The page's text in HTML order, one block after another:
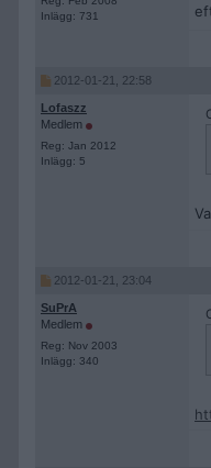
Inlägg: 731
2012-01-21, 22:58
Lofaszz
Medlem
Reg: Jan 2012
Inlägg: 5
2012-01-21, 23:04
SuPrA
Medlem
Reg: Nov 2003
Inlägg: 340